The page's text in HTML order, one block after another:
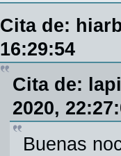
Cita de:
16:29:54
Cita de:
2020,
Buenas